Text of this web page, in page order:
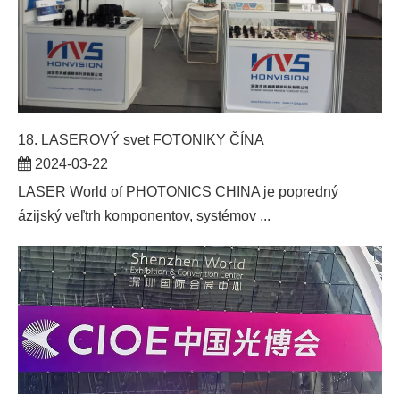
18. LASEROVÝ svet FOTONIKY ČÍNA
2024-03-22
LASER World of PHOTONICS CHINA je popredný
ázijský veľtrh komponentov, systémov ...